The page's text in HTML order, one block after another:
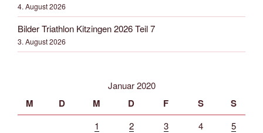
4. August 2026
Bilder Triathlon Kitzingen 2026 Teil 7
3. August 2026
Januar 2020
M D M D F S S
1 2 3 4
5